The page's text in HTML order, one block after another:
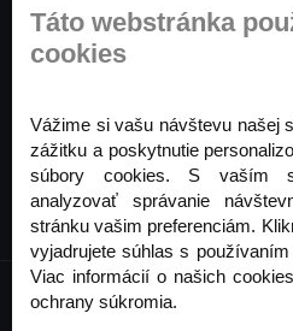
Buďte prvý, kto to vie.
noviniek ešte dnes
Táto webstránka
cookies
Vážime si vašu návštevu našej
zážitku a poskytnutie
súbory cookies. S vaším
analyzovať správanie
stránku vašim preferenciám.
vyjadrujete súhlas s
Viac informácií o našich
ochrany súkromia.